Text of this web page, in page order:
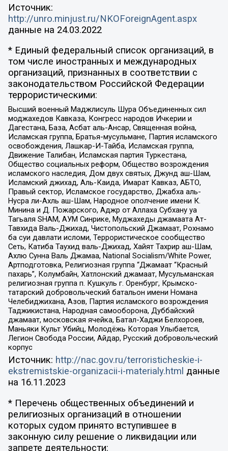
Источник:
http://unro.minjust.ru/NKOForeignAgent.aspx
данные на 24.03.2022
* Единый федеральный список организаций, в
том числе иностранных и международных
организаций, признанных в соответствии с
законодательством Российской Федерации
террористическими:
Высший военный Маджлисуль Шура Объединенных сил
моджахедов Кавказа, Конгресс народов Ичкерии и
Дагестана, База, Асбат аль-Ансар, Священная война,
Исламская группа, Братья-мусульмане, Партия исламского
освобождения, Лашкар-И-Тайба, Исламская группа,
Движение Талибан, Исламская партия Туркестана,
Общество социальных реформ, Общество возрождения
исламского наследия, Дом двух святых, Джунд аш-Шам,
Исламский джихад, Аль-Каида, Имарат Кавказ, АБТО,
Правый сектор, Исламское государство, Джабха аль-
Нусра ли-Ахль аш-Шам, Народное ополчение имени К.
Минина и Д. Пожарского, Аджр от Аллаха Субхану уа
Тагьаля SHAM, АУМ Синрике, Муджахеды джамаата Ат-
Тавхида Валь-Джихад, Чистопольский Джамаат, Рохнамо
ба суи давлати исломи, Террористическое сообщество
Сеть, Катиба Таухид валь-Джихад, Хайят Тахрир аш-Шам,
Ахлю Сунна Валь Джамаа, National Socialism/White Power,
Артподготовка, Религиозная группа “Джамаат “Красный
пахарь”, Колумбайн, Хатлонский джамаат, Мусульманская
религиозная группа п. Кушкуль г. Оренбург, Крымско-
татарский добровольческий батальон имени Номана
Челебиджихана, Азов, Партия исламского возрождения
Таджикистана, Народная самооборона, Дуббайский
джамаат, московская ячейка, Батал-Хаджи Белхороев,
Маньяки Культ Убийц, Молодёжь Которая Улыбается,
Легион Свобода России, Айдар, Русский добровольческий
корпус
Источник: http://nac.gov.ru/terroristicheskie-i-
ekstremistskie-organizacii-i-materialy.html данные
на 16.11.2023
* Перечень общественных объединений и
религиозных организаций в отношении
которых судом принято вступившее в
законную силу решение о ликвидации или
запрете деятельности: